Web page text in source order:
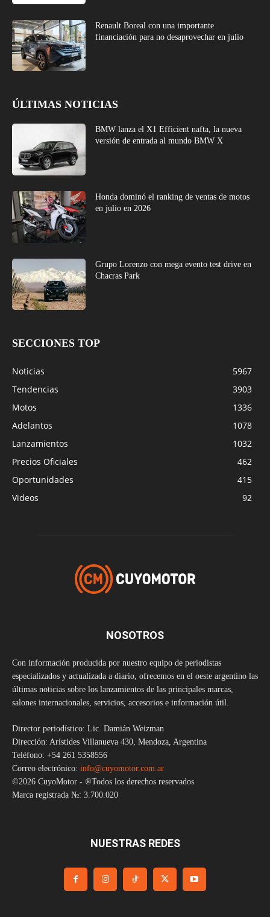
Renault Boreal con una importante
financiación para no desaprovechar en julio
ÚLTIMAS NOTICIAS
BMW lanza el X1 Efficient nafta, la nueva
versión de entrada al mundo BMW X
Honda dominó el ranking de ventas de motos
en julio en 2026
Grupo Lorenzo con mega evento test drive en
Chacras Park
SECCIONES TOP
Noticias
5967
Tendencias
3903
Motos
1336
Adelantos
1078
Lanzamientos
1032
Precios Oficiales
462
Oportunidades
415
Videos
92
NOSOTROS
Con información producida por nuestro equipo de periodistas
especializados y actualizada a diario, ofrecemos en el oeste argentino las
últimas noticias sobre los lanzamientos de las principales marcas,
salones internacionales, servicios, accesorios e información útil.
Director periodístico: Lic. Damián Weizman
Dirección: Arístides Villanueva 430, Mendoza, Argentina
Teléfono: +54 261 5358556
Correo electrónico: info@cuyomotor.com.ar
©2026 CuyoMotor - ®Todos los derechos reservados
Marca registrada №: 3.700.020
NUESTRAS REDES